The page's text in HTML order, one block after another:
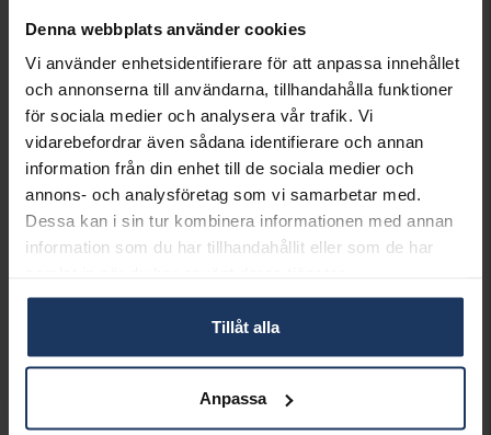
Denna webbplats använder cookies
Vi använder enhetsidentifierare för att anpassa innehållet
och annonserna till användarna, tillhandahålla funktioner
för sociala medier och analysera vår trafik. Vi
vidarebefordrar även sådana identifierare och annan
information från din enhet till de sociala medier och
annons- och analysföretag som vi samarbetar med.
Dessa kan i sin tur kombinera informationen med annan
information som du har tillhandahållit eller som de har
Tillåt alla
Anpassa
Matchande produkter och andra varianter
Armband i 18K guld 19,0cm